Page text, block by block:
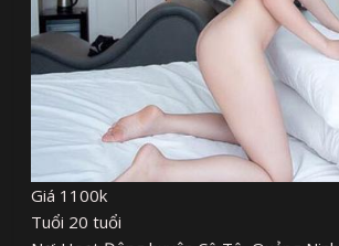
Giá 1100k
Tuổi 20 tuổi